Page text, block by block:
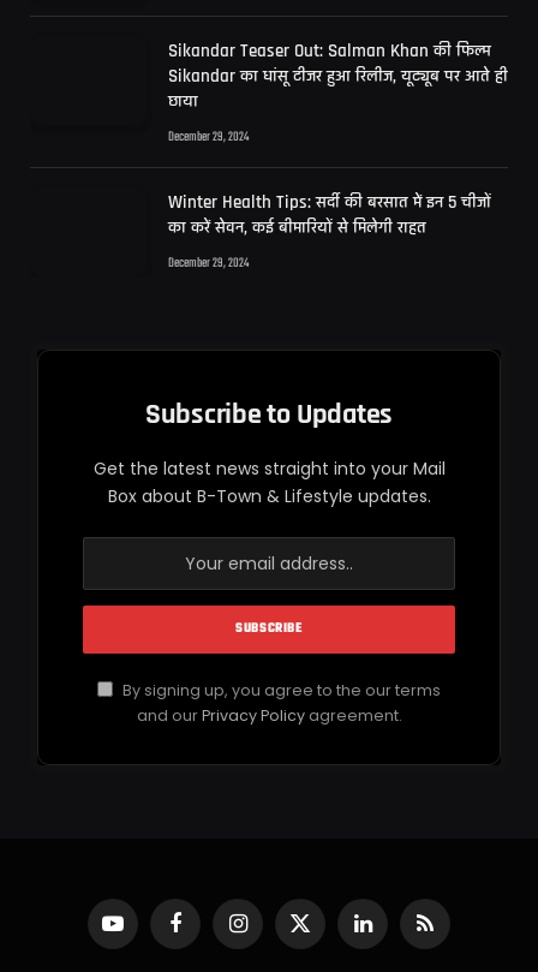
Sikandar Teaser Out: Salman Khan की फिल्म
Sikandar का धांसू टीजर हुआ रिलीज, यूट्यूब पर आते ही
छाया
December 29, 2024
Winter Health Tips: सर्दी की बरसात में इन 5 चीजों
का करें सेवन, कई बीमारियों से मिलेगी राहत
December 29, 2024
Subscribe to Updates
Get the latest news straight into your Mail
Box about B-Town & Lifestyle updates.
By signing up, you agree to the our terms
and ourPrivacy Policyagreement.
YouTubeFacebookInstagram
X
(Twitter)
LinkedInRSS